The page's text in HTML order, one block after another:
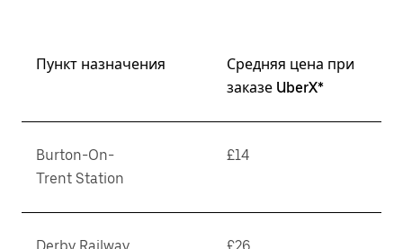
Пункт назначения
Средняя цена при
заказе UberX*
Burton-On-
Trent Station
£14